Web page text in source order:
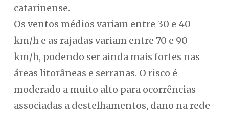
catarinense.
Os ventos médios variam entre 30 e 40
km/h e as rajadas variam entre 70 e 90
km/h, podendo ser ainda mais fortes nas
áreas litorâneas e serranas. O risco é
moderado a muito alto para ocorrências
associadas a destelhamentos, dano na rede